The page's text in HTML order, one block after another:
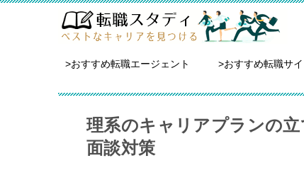
>おすすめ転職エージェント >おすすめ転職サイ
理系のキャリアプランの立
面談対策